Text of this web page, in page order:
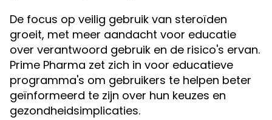
De focus op veilig gebruik van steroïden
groeit, met meer aandacht voor educatie
over verantwoord gebruik en de risico's ervan.
Prime Pharma zet zich in voor educatieve
programma's om gebruikers te helpen beter
geïnformeerd te zijn over hun keuzes en
gezondheidsimplicaties.